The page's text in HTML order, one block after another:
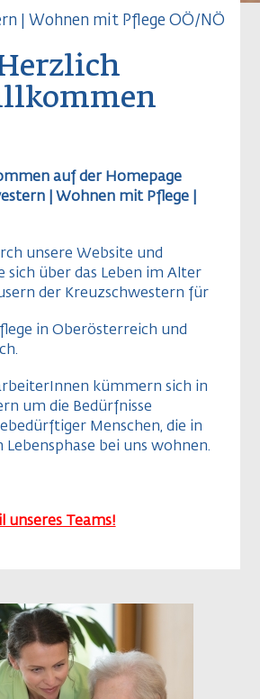
| Wohnen mit Pflege OÖ/NÖ
auf der Homepage
| Wohnen mit Pflege |
unsere Website und
sich über das Leben im Alter
der Kreuzschwestern für
in Oberösterreich und
kümmern sich in
um die Bedürfnisse
Menschen, die in
Lebensphase bei uns wohnen.
unseres Teams!